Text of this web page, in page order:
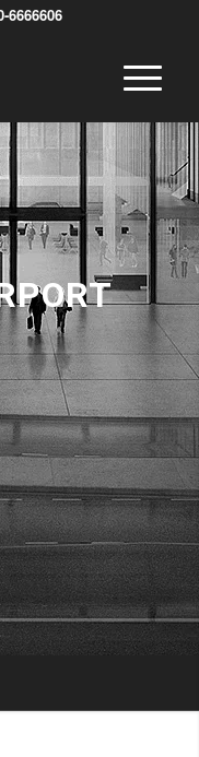
6666606